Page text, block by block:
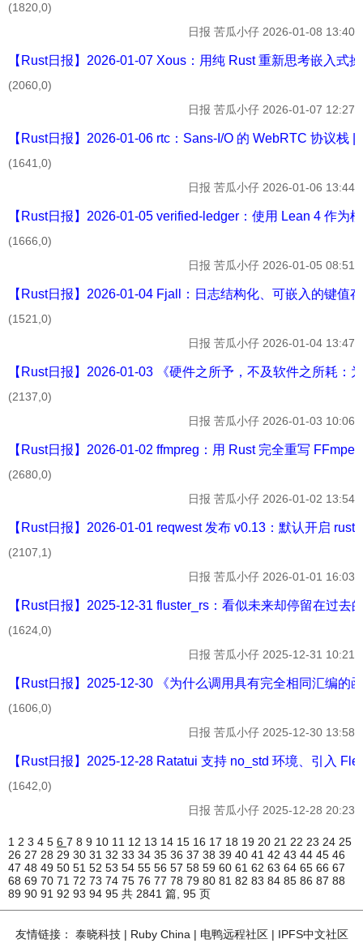
(1820,0)
日报 苦瓜小仔 2026-01-08 13:40
【Rust日报】2026-01-07 Xous：用纯 Rust 重新思考嵌入式
(2060,0)
日报 苦瓜小仔 2026-01-07 12:27
【Rust日报】2026-01-06 rtc：Sans-I/O 的 WebRTC 协议栈
(1641,0)
日报 苦瓜小仔 2026-01-06 13:44
【Rust日报】2026-01-05 verified-ledger：使用 Lean 4 作为
(1666,0)
日报 苦瓜小仔 2026-01-05 08:51
【Rust日报】2026-01-04 Fjall：日志结构化、可嵌入的键值
(1521,0)
日报 苦瓜小仔 2026-01-04 13:47
【Rust日报】2026-01-03 《硬件之所予，不及软件之所耗：
(2137,0)
日报 苦瓜小仔 2026-01-03 10:06
【Rust日报】2026-01-02 ffmpreg：用 Rust 完全重写 FFmpeg
(2680,0)
日报 苦瓜小仔 2026-01-02 13:54
【Rust日报】2026-01-01 reqwest 发布 v0.13：默认开启
(2107,1)
日报 苦瓜小仔 2026-01-01 16:03
【Rust日报】2025-12-31 fluster_rs：看似未来却停留在过去
(1624,0)
日报 苦瓜小仔 2025-12-31 10:21
【Rust日报】2025-12-30 《为什么调用具有完全相同汇编的
(1606,0)
日报 苦瓜小仔 2025-12-30 13:58
【Rust日报】2025-12-28 Ratatui 支持 no_std 环境、引入
(1642,0)
日报 苦瓜小仔 2025-12-28 20:23
1 2 3 4 5 6 7 8 9 10 11 12 13 14 15 16 17 18 19 20 21 22 23 24 25
26 27 28 29 30 31 32 33 34 35 36 37 38 39 40 41 42 43 44 45 46
47 48 49 50 51 52 53 54 55 56 57 58 59 60 61 62 63 64 65 66 67
68 69 70 71 72 73 74 75 76 77 78 79 80 81 82 83 84 85 86 87 88
89 90 91 92 93 94 95 共 2841 篇, 95 页
友情链接： 泰晓科技| Ruby China | 电鸭远程社区| IPFS中文社区